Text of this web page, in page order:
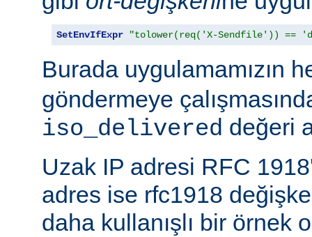
SetEnvIfExpr "tolower(req('X-Sendfile')) ==
Burada uygulamamızın
göndermeye
iso_delivered değeri
Uzak IP adresi RFC
adres ise rfc1918
daha kullanışlı bir örnek